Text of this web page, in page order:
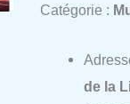
Catégorie :
de la